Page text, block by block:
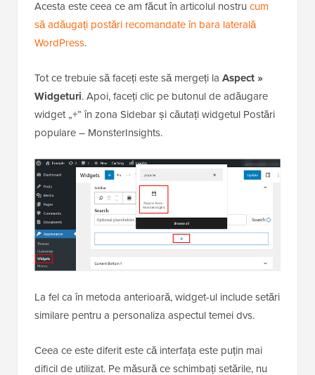
Acesta este ceea ce am făcut în articolul nostru cum
să adăugați postări recomandate în bara laterală
WordPress.
Tot ce trebuie să faceți este să mergeți la Aspect »
Widgeturi. Apoi, faceți clic pe butonul de adăugare
widget „+” în zona Sidebar și căutați widgetul Postări
populare – MonsterInsights.
La fel ca în metoda anterioară, widget-ul include setări
similare pentru a personaliza aspectul temei dvs.
Ceea ce este diferit este că interfața este puțin mai
dificil de utilizat. Pe măsură ce schimbați setările, nu